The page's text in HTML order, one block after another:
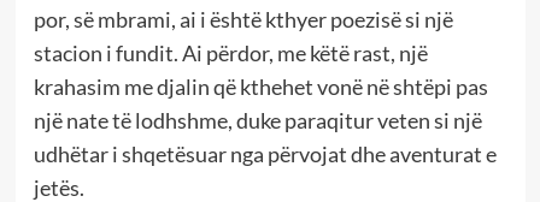
por, së mbrami, ai i është kthyer poezisë si një
stacion i fundit. Ai përdor, me këtë rast, një
krahasim me djalin që kthehet vonë në shtëpi pas
një nate të lodhshme, duke paraqitur veten si një
udhëtar i shqetësuar nga përvojat dhe aventurat e
jetës.